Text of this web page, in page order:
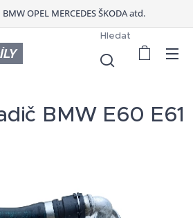
OPEL MERCEDES ŠKODA atd.
Hledat
BMW E60 E61